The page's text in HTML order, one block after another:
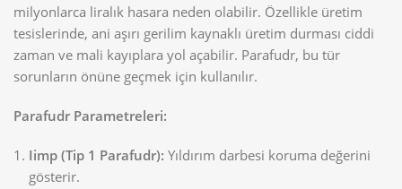
milyonlarca liralık hasara neden olabilir. Özellikle üretim
tesislerinde, ani aşırı gerilim kaynaklı üretim durması ciddi
zaman ve mali kayıplara yol açabilir. Parafudr, bu tür
sorunların önüne geçmek için kullanılır.
Parafudr Parametreleri:
Iimp (Tip 1 Parafudr): Yıldırım darbesi koruma değerini
gösterir.